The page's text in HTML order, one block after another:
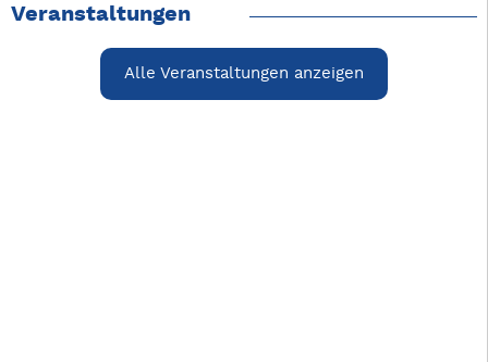
Veranstaltungen
Alle Veranstaltungen anzeigen